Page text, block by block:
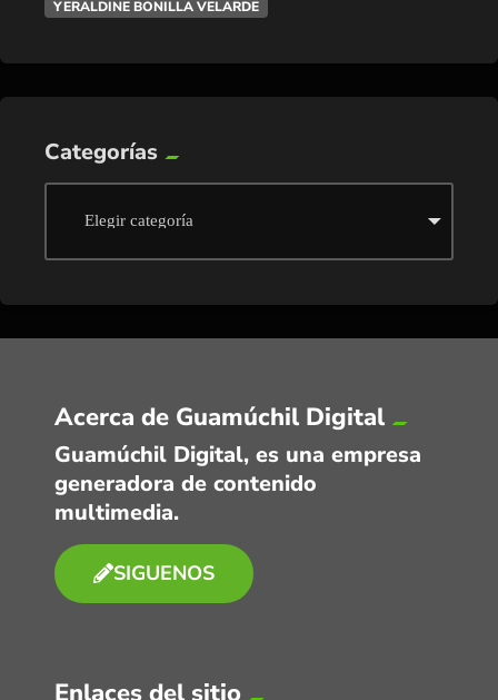
YERALDINE BONILLA VELARDE
Categorías
Acerca de Guamúchil Digital
Guamúchil Digital, es una empresa
generadora de contenido
multimedia.
SIGUENOS
Enlaces del sitio